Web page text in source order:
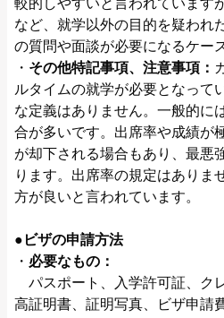
較的しやすいと言われています
など、就学以外の目的を疑われ
の質問や面談が必要になるケー
・ その他特記事項、注意事項：
ルタイムの就学が必要となって
な定義はありません。一般的に
合が多いです。出席率や成績が
が却下される場合もあり、最悪
ります。出席率の規定はありま
方が良いと言われています。
●ビザの申請方法
・ 必要なもの：
パスポート、入学許可証、ク
高証明書、証明写真、ビザ申請